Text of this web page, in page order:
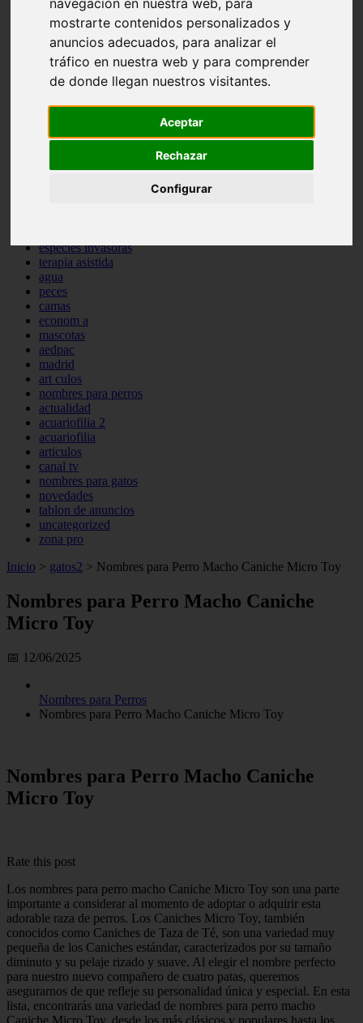
mostrarte contenidos personalizados y
anuncios adecuados, para analizar el
tráfico en nuestra web y para comprender
de donde llegan nuestros visitantes.
Aceptar
Rechazar
Configurar
comportamiento
protagonistas
reptiles
abandono
ferias
iberzoo propet
estanques
especies invasoras
terapia asistida
agua
peces
camas
econom a
mascotas
aedpac
madrid
art culos
nombres para perros
actualidad
acuariofilia 2
acuariofilia
articulos
canal tv
nombres para gatos
novedades
tablon de anuncios
uncategorized
zona pro
Inicio > gatos2 > Nombres para Perro Macho Caniche Micro Toy
Nombres para Perro Macho Caniche
Micro Toy
📅 12/06/2025
Nombres para Perros
Nombres para Perro Macho Caniche Micro Toy
Nombres para Perro Macho Caniche
Micro Toy
Rate this post
Los nombres para perro macho Caniche Micro Toy son una parte
importante a considerar al momento de adoptar o adquirir esta
adorable raza de perros. Los Caniches Micro Toy, también
conocidos como Caniches de Taza de Té, son una variedad muy
pequeña de los Caniches estándar, caracterizados por su tamaño
diminuto y su pelaje rizado y suave. Al elegir el nombre perfecto
para nuestro nuevo compañero de cuatro patas, queremos
asegurarnos de que refleje su personalidad única y especial. En esta
lista, encontrarás una variedad de nombres para perro macho
Caniche Micro Toy, desde los más clásicos y populares hasta los